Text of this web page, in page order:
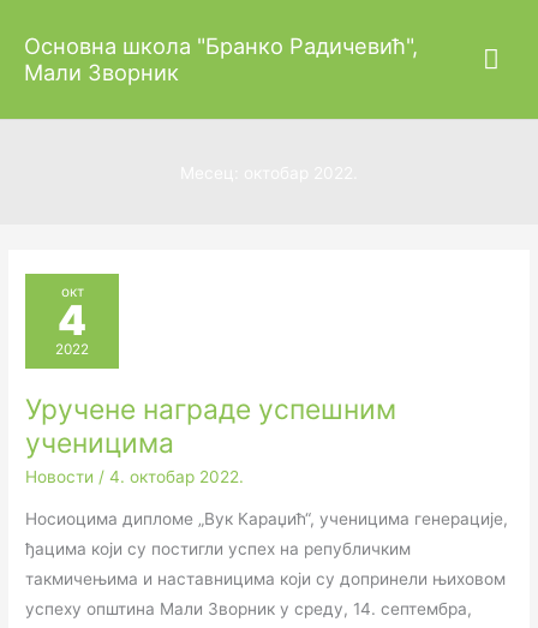
садржај
Основна школа "Бранко Радичевић",
Мали Зворник
окт
4
2022
Уручене награде успешним
ученицима
Новости /4. октобар 2022.
Носиоцима дипломе „Вук Караџић“, ученицима генерације,
ђацима који су постигли успех на републичким
такмичењима и наставницима који су допринели њиховом
успеху општина Мали Зворник у среду, 14. септембра,